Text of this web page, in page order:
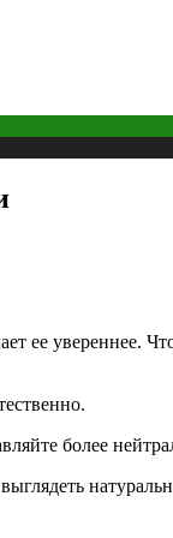
ее увереннее.
более